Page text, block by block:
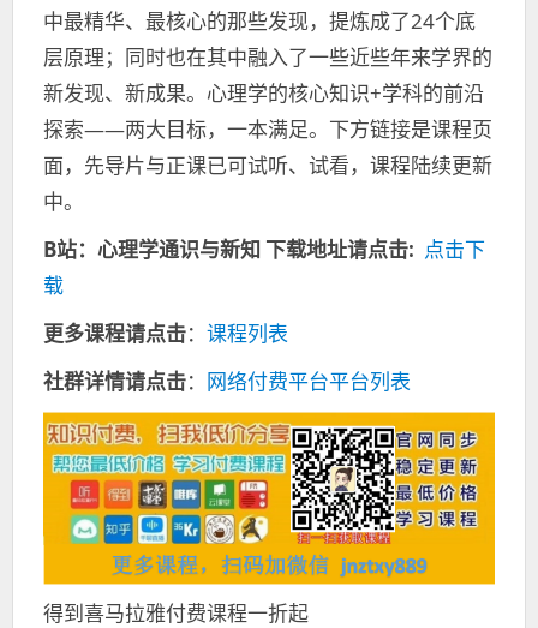
中最精华、最核心的那些发现，提炼成了24个底
层原理；​同时也在其中融入了一些近些年来学界的
新发现、新成果。心理学的核心知识+学科的前沿
探索——两大目标，一本满足。下方链接是课程页
面，先导片与正课已可试听、试看，课程陆续更新
中。
B站：心理学通识与新知 下载地址请点击: 点击下
载
更多课程请点击： 课程列表
社群详情请点击： 网络付费平台平台列表
得到喜马拉雅付费课程一折起